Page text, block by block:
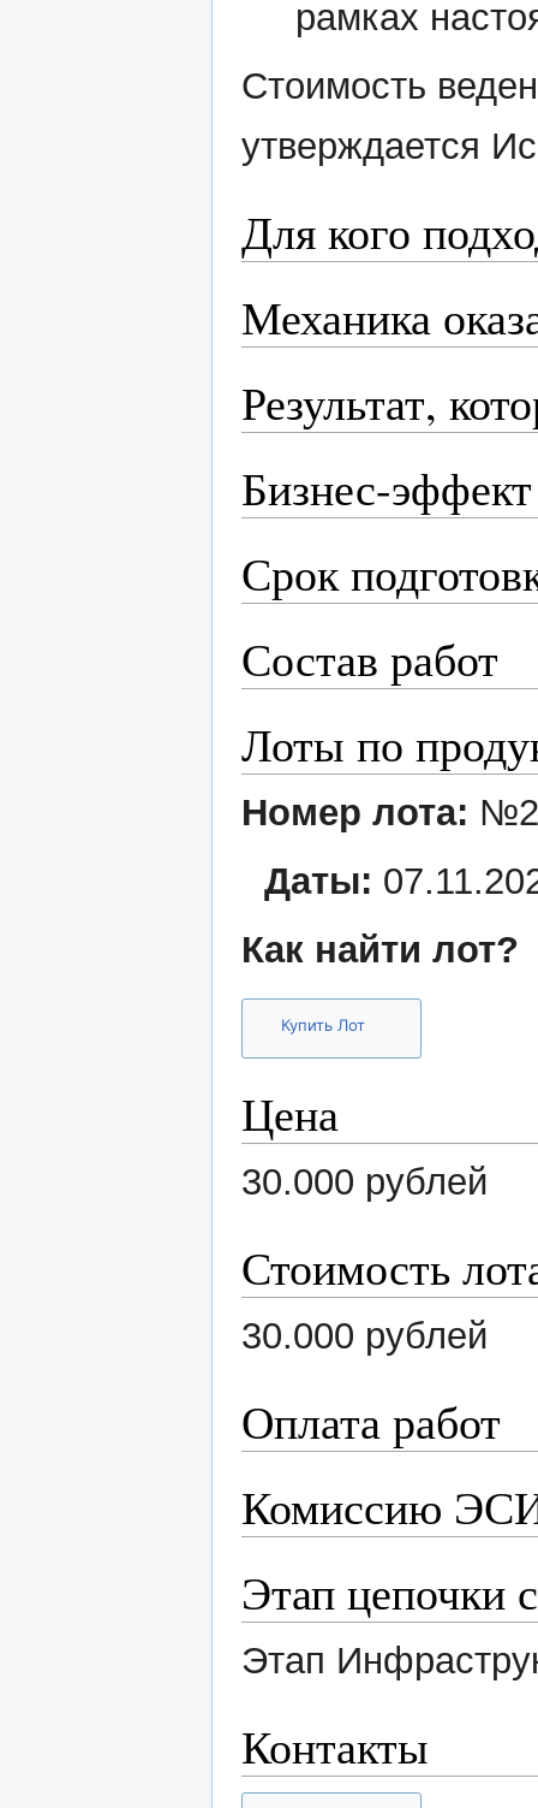
рамках
Стоимость
утверждается
Для кого
Механика
Результат,
Бизнес-эффект
Срок
Состав работ
Лоты по
Номер лота:
Даты:
Как найти лот?
Купить Лот
Цена
30.000 рублей
Стоимость
30.000 рублей
Оплата работ
Комиссию
Этап цепочки
Этап
Контакты